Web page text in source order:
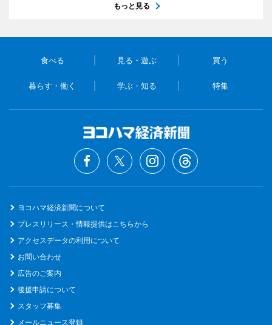
もっと見る
食べる 見る・遊ぶ 買う
暮らす・働く 学ぶ・知る 特集
ヨコハマ経済新聞について
プレスリリース・情報提供はこちらから
アクセスデータの利用について
お問い合わせ
広告のご案内
後援申請について
スタッフ募集
メールニュース登録